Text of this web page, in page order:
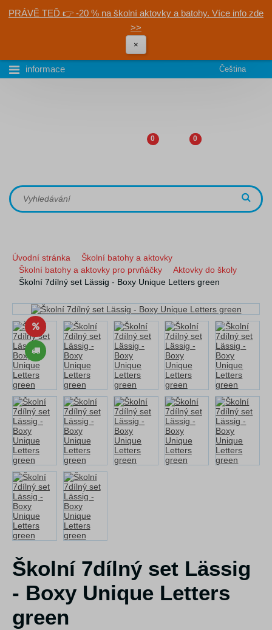
PRÁVĚ TEĎ 👉 -20 % na školní aktovky a batohy. Více info zde
>>
×
informace Čeština
0 0
Úvodní stránka
Školní batohy a aktovky
Školní batohy a aktovky pro prvňáčky
Aktovky do školy
Školní 7dílný set Lässig - Boxy Unique Letters green
Školní 7dílný set Lässig
- Boxy Unique Letters
green